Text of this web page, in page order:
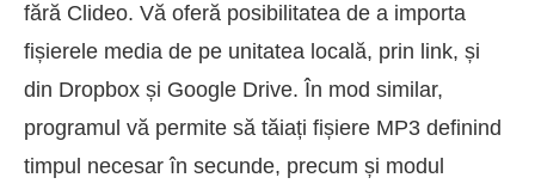
fără Clideo. Vă oferă posibilitatea de a importa
fișierele media de pe unitatea locală, prin link, și
din Dropbox și Google Drive. În mod similar,
programul vă permite să tăiați fișiere MP3 definind
timpul necesar în secunde, precum și modul